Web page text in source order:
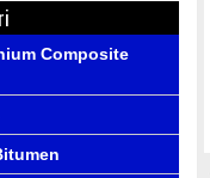
Composite